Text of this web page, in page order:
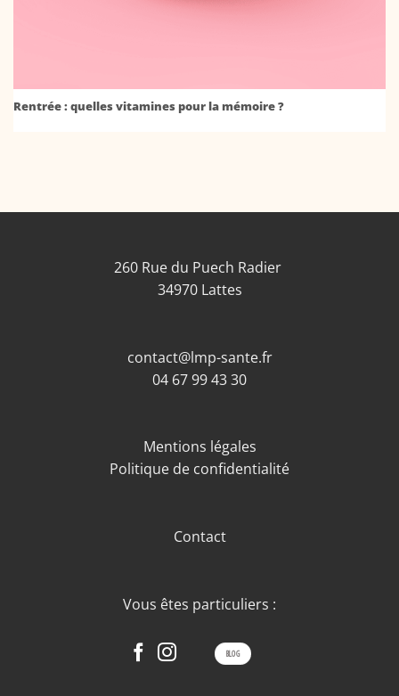
Rentrée : quelles vitamines pour la mémoire ?
260 Rue du Puech Radier
34970 Lattes
contact@lmp-sante.fr
04 67 99 43 30
Mentions légales
Politique de confidentialité
Contact
Vous êtes particuliers :
BLOG